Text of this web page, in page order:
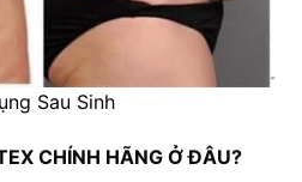
Sau Sinh
CHÍNH HÃNG Ở ĐÂU?